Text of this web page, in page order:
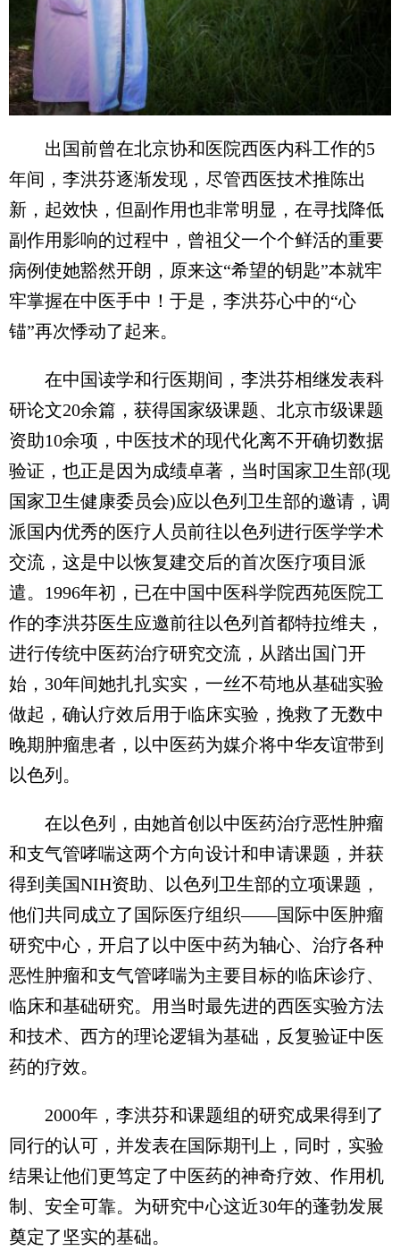
出国前曾在北京协和医院西医内科工作的5
年间，李洪芬逐渐发现，尽管西医技术推陈出
新，起效快，但副作用也非常明显，在寻找降低
副作用影响的过程中，曾祖父一个个鲜活的重要
病例使她豁然开朗，原来这“希望的钥匙”本就牢
牢掌握在中医手中！于是，李洪芬心中的“心
锚”再次悸动了起来。
在中国读学和行医期间，李洪芬相继发表科
研论文20余篇，获得国家级课题、北京市级课题
资助10余项，中医技术的现代化离不开确切数据
验证，也正是因为成绩卓著，当时国家卫生部(现
国家卫生健康委员会)应以色列卫生部的邀请，调
派国内优秀的医疗人员前往以色列进行医学学术
交流，这是中以恢复建交后的首次医疗项目派
遣。1996年初，已在中国中医科学院西苑医院工
作的李洪芬医生应邀前往以色列首都特拉维夫，
进行传统中医药治疗研究交流，从踏出国门开
始，30年间她扎扎实实，一丝不苟地从基础实验
做起，确认疗效后用于临床实验，挽救了无数中
晚期肿瘤患者，以中医药为媒介将中华友谊带到
以色列。
在以色列，由她首创以中医药治疗恶性肿瘤
和支气管哮喘这两个方向设计和申请课题，并获
得到美国NIH资助、以色列卫生部的立项课题，
他们共同成立了国际医疗组织——国际中医肿瘤
研究中心，开启了以中医中药为轴心、治疗各种
恶性肿瘤和支气管哮喘为主要目标的临床诊疗、
临床和基础研究。用当时最先进的西医实验方法
和技术、西方的理论逻辑为基础，反复验证中医
药的疗效。
2000年，李洪芬和课题组的研究成果得到了
同行的认可，并发表在国际期刊上，同时，实验
结果让他们更笃定了中医药的神奇疗效、作用机
制、安全可靠。为研究中心这近30年的蓬勃发展
奠定了坚实的基础。